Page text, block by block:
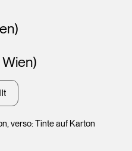
verso: Tinte auf Karton